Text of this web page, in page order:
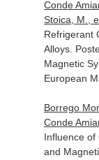
Conde
Stoica, M.,
Refrigerant
Alloys.
Magnetic
European
Borrego
Conde
Influence of
and